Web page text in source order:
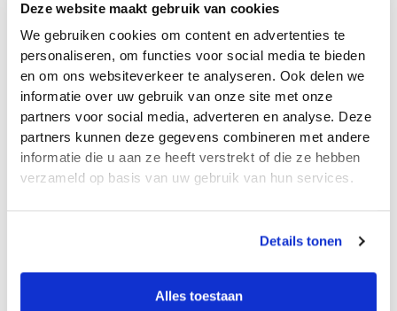
Deze website maakt gebruik van cookies
We gebruiken cookies om content en advertenties te
personaliseren, om functies voor social media te bieden
en om ons websiteverkeer te analyseren. Ook delen we
informatie over uw gebruik van onze site met onze
partners voor social media, adverteren en analyse. Deze
partners kunnen deze gegevens combineren met andere
informatie die u aan ze heeft verstrekt of die ze hebben
verzameld op basis van uw gebruik van hun services.
Details tonen
Alles toestaan